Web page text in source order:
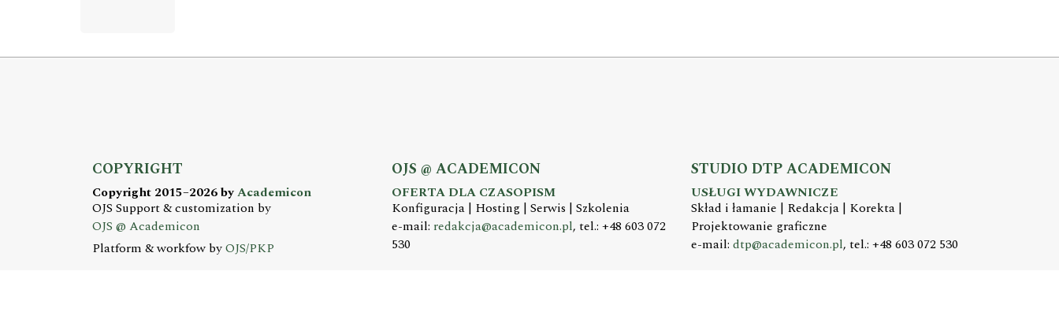
COPYRIGHT
Copyright 2015–2026 byAcademicon
OJS Support & customization by
OJS @ Academicon
Platform & workfow byOJS/PKP
OJS @ ACADEMICON
OFERTA DLA CZASOPISM
Konfiguracja | Hosting | Serwis | Szkolenia
e-mail: redakcja@academicon.pl, tel.: +48 603 072
530
STUDIO DTP ACADEMICON
USŁUGI WYDAWNICZE
Skład i łamanie | Redakcja | Korekta |
Projektowanie graficzne
e-mail: dtp@academicon.pl, tel.: +48 603 072 530